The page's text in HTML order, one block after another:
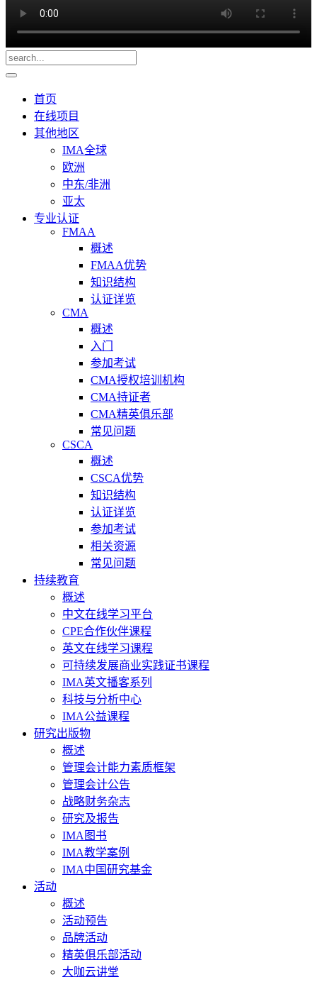
首页
在线项目
其他地区
IMA全球
欧洲
中东/非洲
亚太
专业认证
FMAA
概述
FMAA优势
知识结构
认证详览
CMA
概述
入门
参加考试
CMA授权培训机构
CMA持证者
CMA精英俱乐部
常见问题
CSCA
概述
CSCA优势
知识结构
认证详览
参加考试
相关资源
常见问题
持续教育
概述
中文在线学习平台
CPE合作伙伴课程
英文在线学习课程
可持续发展商业实践证书课程
IMA英文播客系列
科技与分析中心
IMA公益课程
研究出版物
概述
管理会计能力素质框架
管理会计公告
战略财务杂志
研究及报告
IMA图书
IMA教学案例
IMA中国研究基金
活动
概述
活动预告
品牌活动
精英俱乐部活动
大咖云讲堂